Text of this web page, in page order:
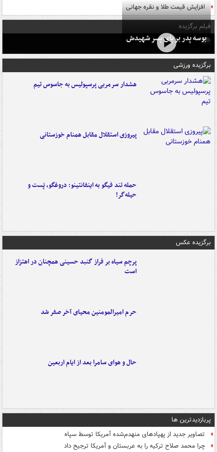
افزایش قیمت طلا و نقره جهانی
فیلم برگزیده
بوسه‌ پدر بر پای پسر شهیدش
برگزیده ورزشی
هشدار سرمربی پرسپولیس به جاسوس تیم
پیروزی استقلال مقابل همنام خوزستانی
حمله تند فیگو به اینفانتینو: دروغگو، پَست‌ و
حیله‌گر!
برگزیده عکس
پرچم سیاه بر فراز گنبد حسینی همچنان در اهتزاز
است
حرم امیرالمومنین محیای آخر صفر شد
حال و هوای سامرا بعد از ایام اربعین
پربازدیدترین ها
تصاویر جدید از پهپادهای منهدم‌شده آمریکا توسط سپاه
چرا محمد صلاح ترکیه را به عربستان و آمریکا ترجیح داد